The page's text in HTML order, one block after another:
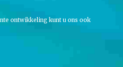
ontwikkeling kunt u ons ook